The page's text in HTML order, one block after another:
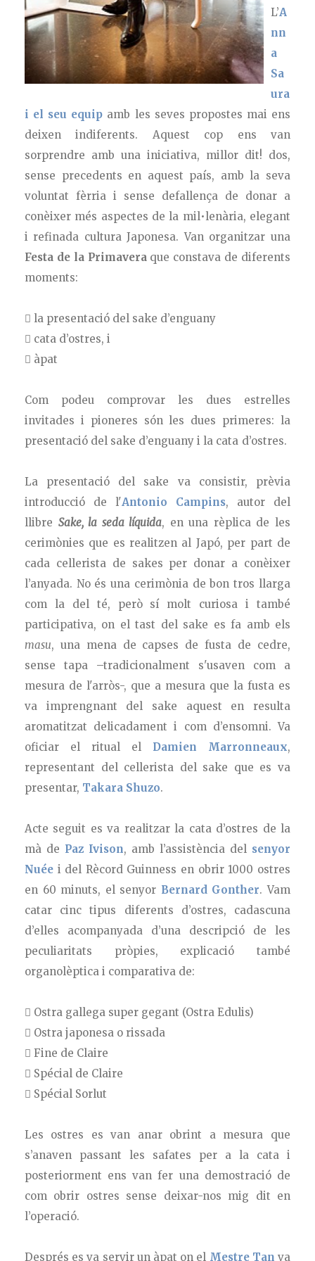
L’A
nn
a
Sa
ura
i el seu equip amb les seves propostes mai ens
deixen indiferents. Aquest cop ens van
sorprendre amb una iniciativa, millor dit! dos,
sense precedents en aquest país, amb la seva
voluntat fèrria i sense defallença de donar a
conèixer més aspectes de la mil•lenària, elegant
i refinada cultura Japonesa. Van organitzar una
Festa de la Primaveraque constava de diferents
moments:
 la presentació del sake d’enguany
 cata d’ostres, i
 àpat
Com podeu comprovar les dues estrelles
invitades i pioneres són les dues primeres: la
presentació del sake d’enguany i la cata d’ostres.
La presentació del sake va consistir, prèvia
introducció de l'Antonio Campins, autor del
llibre Sake, la seda líquida, en una rèplica de les
cerimònies que es realitzen al Japó, per part de
cada cellerista de sakes per donar a conèixer
l’anyada. No és una cerimònia de bon tros llarga
com la del té, però sí molt curiosa i també
participativa, on el tast del sake es fa amb els
masu, una mena de capses de fusta de cedre,
sense tapa –tradicionalment s'usaven com a
mesura de l'arròs-, que a mesura que la fusta es
va imprengnant del sake aquest en resulta
aromatitzat delicadament i com d’ensomni. Va
oficiar el ritual el Damien Marronneaux,
representant del cellerista del sake que es va
presentar, Takara Shuzo.
Acte seguit es va realitzar la cata d’ostres de la
mà de Paz Ivison, amb l’assistència del senyor
Nuée i del Rècord Guinness en obrir 1000 ostres
en 60 minuts, el senyor Bernard Gonther. Vam
catar cinc tipus diferents d’ostres, cadascuna
d’elles acompanyada d’una descripció de les
peculiaritats pròpies, explicació també
organolèptica i comparativa de:
 Ostra gallega super gegant (Ostra Edulis)
 Ostra japonesa o rissada
 Fine de Claire
 Spécial de Claire
 Spécial Sorlut
Les ostres es van anar obrint a mesura que
s’anaven passant les safates per a la cata i
posteriorment ens van fer una demostració de
com obrir ostres sense deixar-nos mig dit en
l’operació.
Després es va servir un àpat on el Mestre Tan va